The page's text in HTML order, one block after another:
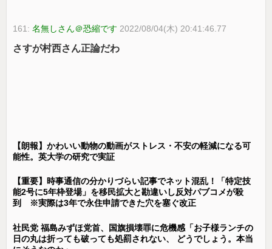
161:名無しさん＠恐縮です 2022/08/04(木) 20:41:46.77
さすが村西さん正論だわ
【朗報】かわいい動物の動画がストレス・不安の軽減になる可
能性。英大学の研究で実証
【重要】時事通信の分かりづらい記事でネット混乱！「特定技
能2号に5年枠登場」を移民拡大と勘違いし反対パブコメが殺
到 ※実際は3年で永住申請できた穴を塞ぐ改正
社民党 福島みずほ党首、国旗損壊罪に危機感「お子様ランチの
日の丸は折っても破っても処罰されない、 どうでしょう。本当